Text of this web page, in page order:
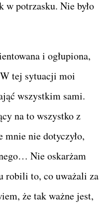
w potrzasku. Nie było
i ogłupiona,
tej sytuacji moi
wszystkim sami.
na to wszystko z
nie dotyczyło,
Nie oskarżam
robili to, co uważali za
że tak ważne jest,